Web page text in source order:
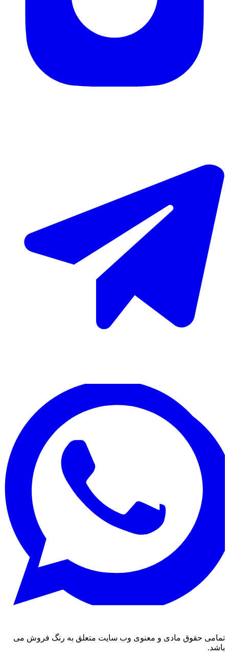
تمامی حقوق مادی و معنوی وب سایت متعلق به رنگ فروش می
باشد.